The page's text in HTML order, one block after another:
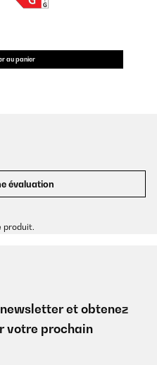
au panier
évaluation
produit.
et obtenez
votre prochain